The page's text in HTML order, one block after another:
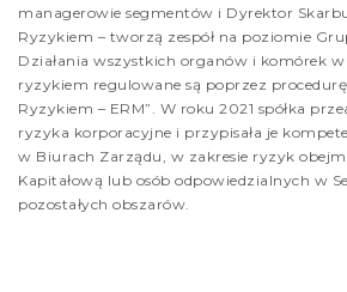
managerowie segmentów i Dyrektor
Ryzykiem – tworzą zespół na poziomie
Działania wszystkich organów i komórek
ryzykiem regulowane są poprzez
Ryzykiem – ERM”. W roku 2021 spółka
ryzyka korporacyjne i przypisała je
w Biurach Zarządu, w zakresie ryzyk
Kapitałową lub osób odpowiedzialnych w
pozostałych obszarów.